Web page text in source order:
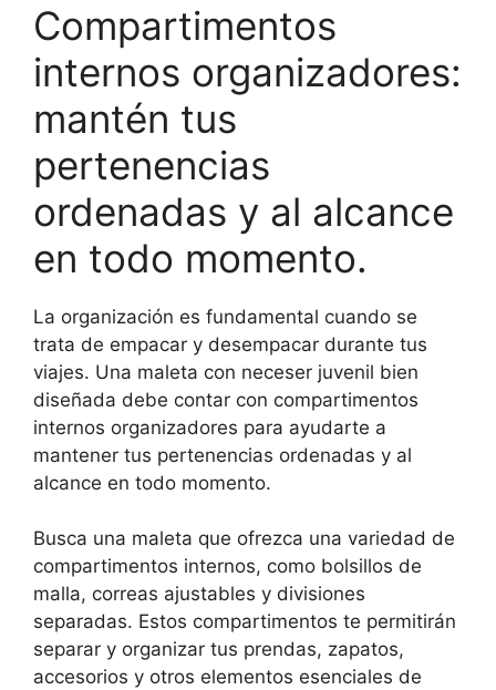
Compartimentos
internos organizadores:
mantén tus
pertenencias
ordenadas y al alcance
en todo momento.
La organización es fundamental cuando se
trata de empacar y desempacar durante tus
viajes. Una maleta con neceser juvenil bien
diseñada debe contar con compartimentos
internos organizadores para ayudarte a
mantener tus pertenencias ordenadas y al
alcance en todo momento.
Busca una maleta que ofrezca una variedad de
compartimentos internos, como bolsillos de
malla, correas ajustables y divisiones
separadas. Estos compartimentos te permitirán
separar y organizar tus prendas, zapatos,
accesorios y otros elementos esenciales de